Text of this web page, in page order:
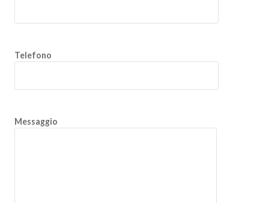
Telefono
Messaggio